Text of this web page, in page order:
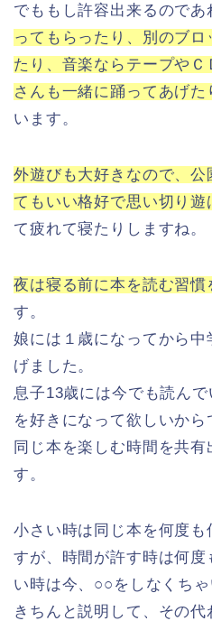
でももし許容出来るのであ
ってもらったり、別のブ
たり、音楽ならテープや
さんも一緒に踊ってあげ
います。
外遊びも大好きなので、
てもいい格好で思い切り遊
て疲れて寝たりしますね。
夜は寝る前に本を読む習慣
す。
娘には１歳になってから
げました。
息子13歳には今でも読ん
を好きになって欲しいから
同じ本を楽しむ時間を共有
す。
小さい時は同じ本を何度も
すが、時間が許す時は何
い時は今、○○をしなくち
きちんと説明して、その